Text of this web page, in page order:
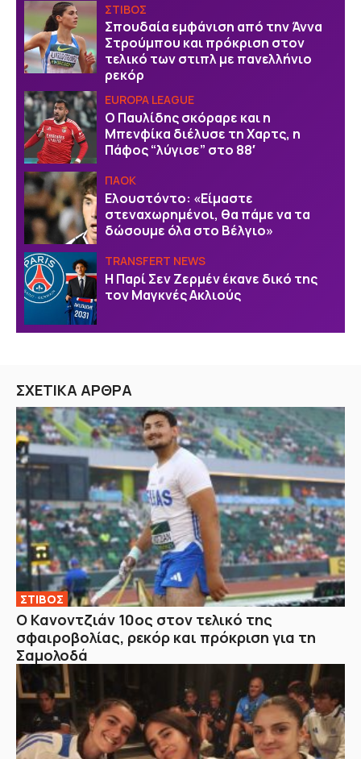
ΣΤΙΒΟΣ
Σπουδαία εμφάνιση από την Άννα
Στρούμπου και πρόκριση στον
τελικό των στιπλ με πανελλήνιο
ρεκόρ
EUROPA LEAGUE
Ο Παυλίδης σκόραρε και η
Μπενφίκα διέλυσε τη Χαρτς, η
Πάφος “λύγισε” στο 88′
ΠΑΟΚ
Ελουστόντο: «Είμαστε
στεναχωρημένοι, θα πάμε να τα
δώσουμε όλα στο Βέλγιο»
TRANSFERT NEWS
Η Παρί Σεν Ζερμέν έκανε δικό της
τον Μαγκνές Ακλιούς
ΣΧΕΤΙΚΑ ΑΡΘΡΑ
ΣΤΙΒΟΣ
Ο Κανοντζιάν 10ος στον τελικό της
σφαιροβολίας, ρεκόρ και πρόκριση για τη
Σαμολοδά